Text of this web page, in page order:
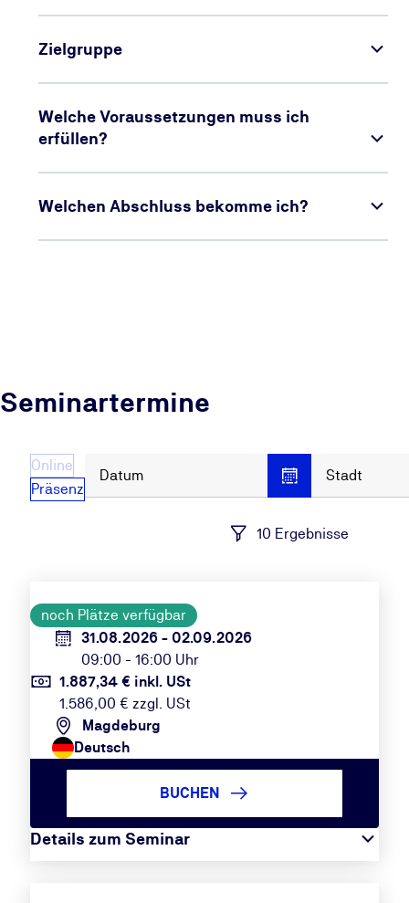
Zielgruppe
Welche Voraussetzungen muss ich
erfüllen?
Welchen Abschluss bekomme ich?
Seminartermine
Online
Präsenz
Datum Stadt
10 Ergebnisse
noch Plätze verfügbar
31.08.2026 - 02.09.2026
09:00 - 16:00 Uhr
1.887,34 € inkl. USt
1.586,00 € zzgl. USt
Magdeburg
Deutsch
Details zum Seminar
BUCHEN